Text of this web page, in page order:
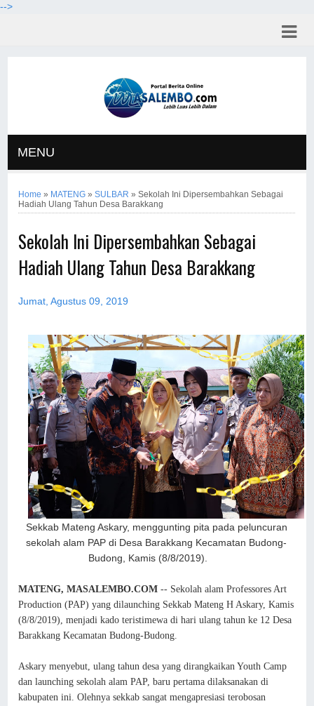
-->
MENU
Home » MATENG »SULBAR »Sekolah Ini Dipersembahkan Sebagai
Hadiah Ulang Tahun Desa Barakkang
Sekolah Ini Dipersembahkan Sebagai
Hadiah Ulang Tahun Desa Barakkang
Jumat, Agustus 09, 2019
Sekkab Mateng Askary, menggunting pita pada peluncuran
sekolah alam PAP di Desa Barakkang Kecamatan Budong-
Budong, Kamis (8/8/2019).
MATENG, MASALEMBO.COM -- Sekolah alam Professores Art
Production (PAP) yang dilaunching Sekkab Mateng H Askary, Kamis
(8/8/2019), menjadi kado teristimewa di hari ulang tahun ke 12 Desa
Barakkang Kecamatan Budong-Budong.
Askary menyebut, ulang tahun desa yang dirangkaikan Youth Camp
dan launching sekolah alam PAP, baru pertama dilaksanakan di
kabupaten ini. Olehnya sekkab sangat mengapresiasi terobosan